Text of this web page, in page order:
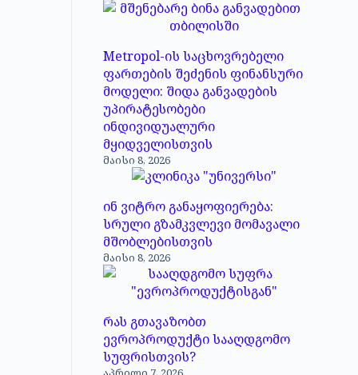
Metropol-ის საცხოვრებელი
ფართების შეძენის ფინანსური
მოდელი: შიდა განვადების
უპირატესობები
ინდივიდუალური
მყიდველისთვის
მაისი 8, 2026
ინ ვიტრო განაყოფიერება:
სრული გზამკვლევი მომავალი
მშობლებისთვის
მაისი 8, 2026
რას გთავაზობთ
ევროპროდუქტი სააღდგომო
სუფრისთვის?